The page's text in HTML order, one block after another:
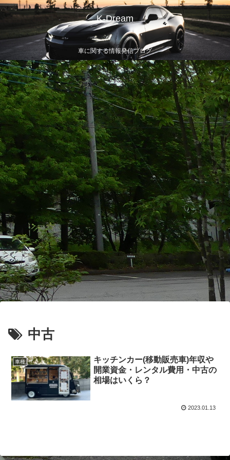
K-Dream
車に関する情報発信ブログ
中古
車種
キッチンカー(移動販売車)年収や
開業資金・レンタル費用・中古の
相場はいくら？
2023.01.13